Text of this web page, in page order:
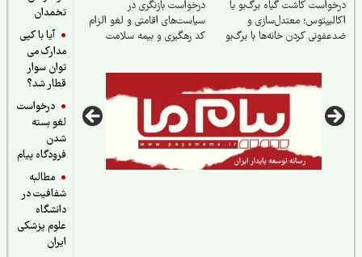
تخمدان
آیا با کپی
مدارک می
توان سوار
قطار شد؟
درخواست
لغو بسته
فرودگاه پیام
مطالبه
شفافیت در
دانشگاه
علوم پزشکی
کاشت گیاه برگ‌بو یا
معتدل‌سازی و
کردن خانه‌ها با برگ‌بو
درخواست بازنگری در
سیاست‌های اقامتی و لغو الزام
کد رهگیری و بیمه سلامت